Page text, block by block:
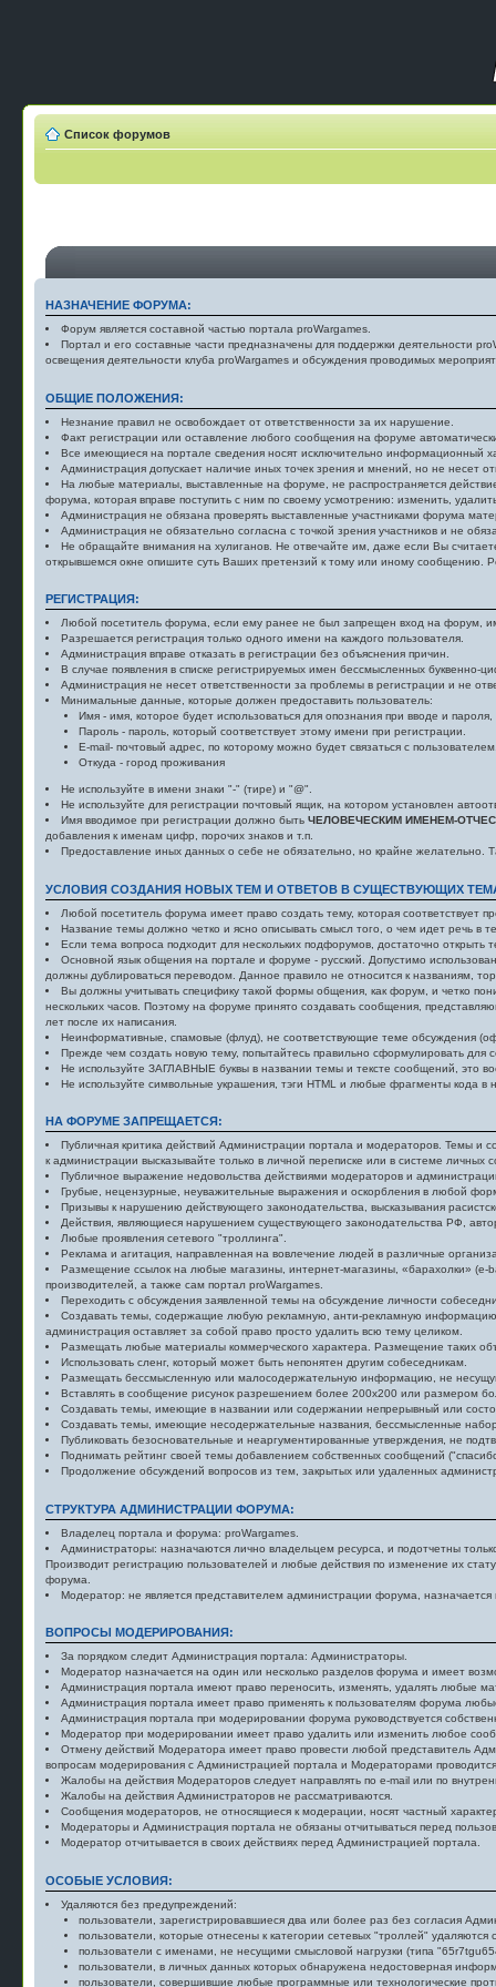
Список форумов
НАЗНАЧЕНИЕ ФОРУМА:
Форум является составной частью портала proWargames.
Портал и его составные части предназначены для поддержки деятельности
освещения деятельности клуба proWargames и обсуждения проводимых
ОБЩИЕ ПОЛОЖЕНИЯ:
Незнание правил не освобождает от ответственности за их нарушение.
Факт регистрации или оставление любого сообщения на форуме
Все имеющиеся на портале сведения носят исключительно информационный
Администрация допускает наличие иных точек зрения и мнений, но не несет
На любые материалы, выставленные на форуме, не распространяется
форума, которая вправе поступить с ним по своему усмотрению: изменить,
Администрация не обязана проверять выставленные участниками форума
Администрация не обязательно согласна с точкой зрения участников и не
Не обращайте внимания на хулиганов. Не отвечайте им, даже если Вы
открывшемся окне опишите суть Ваших претензий к тому или иному сообщению.
РЕГИСТРАЦИЯ:
Любой посетитель форума, если ему ранее не был запрещен вход на форум,
Разрешается регистрация только одного имени на каждого пользователя.
Администрация вправе отказать в регистрации без объяснения причин.
В случае появления в списке регистрируемых имен бессмысленных буквенно-
Администрация не несет ответственности за проблемы в регистрации и не
Минимальные данные, которые должен предоставить пользователь:
Имя - имя, которое будет использоваться для опознания при вводе и
Пароль - пароль, который соответствует этому имени при регистрации.
E-mail- почтовый адрес, по которому можно будет связаться с
Откуда - город проживания
Не используйте в имени знаки "-" (тире) и "@".
Не используйте для регистрации почтовый ящик, на котором установлен
Имя вводимое при регистрации должно быть ЧЕЛОВЕЧЕСКИМ ИМЕНЕМ-
добавления к именам цифр, порочих знаков и т.п.
Предоставление иных данных о себе не обязательно, но крайне желательно.
УСЛОВИЯ СОЗДАНИЯ НОВЫХ ТЕМ И ОТВЕТОВ В СУЩЕСТВУЮЩИХ
Любой посетитель форума имеет право создать тему, которая соответствует
Название темы должно четко и ясно описывать смысл того, о чем идет речь в
Если тема вопроса подходит для нескольких подфорумов, достаточно открыть
Основной язык общения на портале и форуме - русский. Допустимо
должны дублироваться переводом. Данное правило не относится к названиям,
Вы должны учитывать специфику такой формы общения, как форум, и четко
нескольких часов. Поэтому на форуме принято создавать сообщения,
лет после их написания.
Неинформативные, спамовые (флуд), не соответствующие теме обсуждения
Прежде чем создать новую тему, попытайтесь правильно сформулировать для
Не используйте ЗАГЛАВНЫЕ буквы в названии темы и тексте сообщений, это
Не используйте символьные украшения, тэги HTML и любые фрагменты кода в
НА ФОРУМЕ ЗАПРЕЩАЕТСЯ:
Публичная критика действий Администрации портала и модераторов. Темы и
к администрации высказывайте только в личной переписке или в системе личных
Публичное выражение недовольства действиями модераторов и
Грубые, нецензурные, неуважительные выражения и оскорбления в любой
Призывы к нарушению действующего законодательства, высказывания
Действия, являющиеся нарушением существующего законодательства РФ,
Любые проявления сетевого "троллинга".
Реклама и агитация, направленная на вовлечение людей в различные
Размещение ссылок на любые магазины, интернет-магазины, «барахолки»
производителей, а также сам портал proWargames.
Переходить с обсуждения заявленной темы на обсуждение личности
Создавать темы, содержащие любую рекламную, анти-рекламную
администрация оставляет за собой право просто удалить всю тему целиком.
Размещать любые материалы коммерческого характера. Размещение таких
Использовать сленг, который может быть непонятен другим собеседникам.
Размещать бессмысленную или малосодеpжательнyю информацию, не
Вставлять в сообщение рисунок разрешением более 200x200 или размером
Создавать темы, имеющие в названии или содержании непрерывный или
Создавать темы, имеющие несодержательные названия, бессмысленные
Публиковать безосновательные и неаргументированные утверждения, не
Поднимать рейтинг своей темы добавлением собственных сообщений
Продолжение обсуждений вопросов из тем, закрытых или удаленных
СТРУКТУРА АДМИНИСТРАЦИИ ФОРУМА:
Владелец портала и форума: proWargames.
Администраторы: назначаются лично владельцем ресурса, и подотчетны
Производит регистрацию пользователей и любые действия по изменение их
форума.
Модератор: не является представителем администрации форума,
ВОПРОСЫ МОДЕРИРОВАНИЯ:
За порядком следит Администрация портала: Администраторы.
Модератор назначается на один или несколько разделов форума и имеет
Администрация портала имеют право переносить, изменять, удалять любые
Администрация портала имеет право применять к пользователям форума
Администрация портала при модерировании форума руководствуется
Модератор при модерировании имеет право удалить или изменить любое
Отмену действий Модератора имеет право провести любой представитель
вопросам модерирования с Администрацией портала и Модераторами проводится
Жалобы на действия Модераторов следует направлять по e-mail или по
Жалобы на действия Администраторов не рассматриваются.
Сообщения модераторов, не относящиеся к модерации, носят частный
Модераторы и Администрация портала не обязаны отчитываться перед
Модератор отчитывается в своих действиях перед Администрацией портала.
ОСОБЫЕ УСЛОВИЯ:
Удаляются без предупреждений:
пользователи, зарегистрировавшиеся два или более раз без согласия
пользователи, которые отнесены к категории сетевых "троллей"
пользователи с именами, не несущими смысловой нагрузки (типа
пользователи, в личных данных которых обнаружена недостоверная
пользователи, совершившие любые программные или технологические